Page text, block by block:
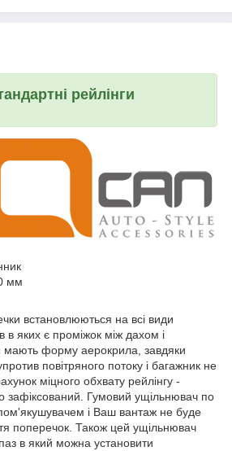
рейлінги
мм
встановлюються на всі види
в яких є проміжок між дахом і
мають форму аерокрила, завдяки
повітряного потоку і багажник не
міцного обхвату рейлінгу -
зафіксований. Гумовий ущільнювач по
і Ваш вантаж не буде
поперечок. Також цей ущільнювач
в який можна установити